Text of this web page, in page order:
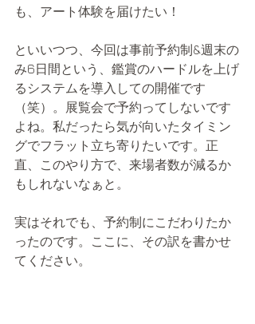
も、アート体験を届けたい！
といいつつ、今回は事前予約制&週末の
み6日間という、鑑賞のハードルを上げ
るシステムを導入しての開催です
（笑）。展覧会で予約ってしないです
よね。私だったら気が向いたタイミン
グでフラット立ち寄りたいです。正
直、このやり方で、来場者数が減るか
もしれないなぁと。
実はそれでも、予約制にこだわりたか
ったのです。ここに、その訳を書かせ
てください。